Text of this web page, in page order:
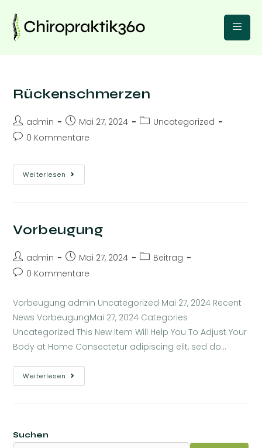
Rückenschmerzen
admin Mai 27, 2024
Uncategorized
0 Kommentare
Weiterlesen
Vorbeugung
admin Mai 27, 2024
Beitrag
0 Kommentare
Vorbeugung admin Uncategorized Mai 27, 2024 Recent
News VorbeugungMai 27, 2024 Categories
Uncategorized This New Item Will Help You To Adjust Your
Body at Home Consectetur adipiscing elit, sed do…
Weiterlesen
Suchen